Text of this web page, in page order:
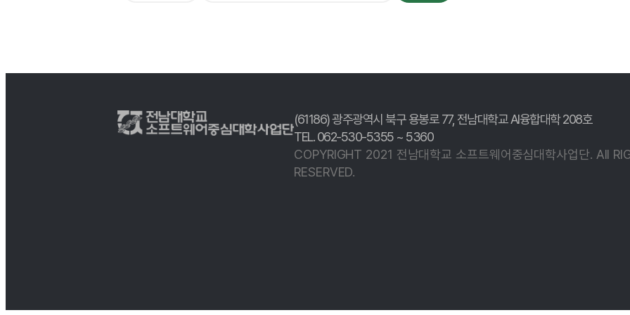
(61186) 광주광역시 북구 용봉로 77,전남대학교 AI융합대학 208호
TEL. 062-530-5355 ~ 5360
COPYRIGHT 2021 전남대학교 소프트웨어중심대학사업단. All
RESERVED.